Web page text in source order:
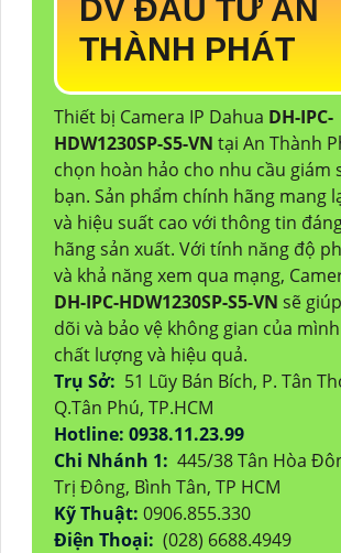
DV ĐẦU TƯ AN
THÀNH PHÁT
Thiết bị Camera IP Dahua DH-IPC-
HDW1230SP-S5-VN tại An Thành
chọn hoàn hảo cho nhu cầu giám
bạn. Sản phẩm chính hãng mang
và hiệu suất cao với thông tin
hãng sản xuất. Với tính năng độ
và khả năng xem qua mạng,
DH-IPC-HDW1230SP-S5-VN sẽ
dõi và bảo vệ không gian của
chất lượng và hiệu quả.
Trụ Sở: 51 Lũy Bán Bích, P. Tân
Q.Tân Phú, TP.HCM
Hotline: 0938.11.23.99
Chi Nhánh 1: 445/38 Tân Hòa
Trị Đông, Bình Tân, TP HCM
Kỹ Thuật: 0906.855.330
Điện Thoại: (028) 6688.4949